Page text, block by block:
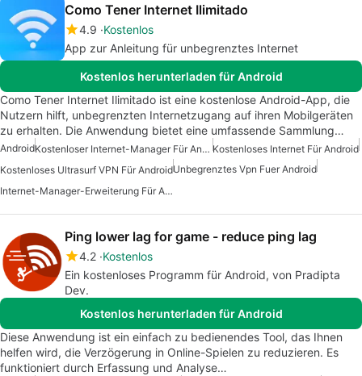
Como Tener Internet Ilimitado
4.9 Kostenlos
App zur Anleitung für unbegrenztes Internet
Kostenlos herunterladen für Android
Como Tener Internet Ilimitado ist eine kostenlose Android-App, die
Nutzern hilft, unbegrenzten Internetzugang auf ihren Mobilgeräten
zu erhalten. Die Anwendung bietet eine umfassende Sammlung…
Android Kostenloser Internet-Manager Für Android Kostenloses Internet Für Android
Kostenloses Ultrasurf VPN Für AndroidUnbegrenztes Vpn Fuer Android
Internet-Manager-Erweiterung Für Android
Ping lower lag for game - reduce ping lag
4.2 Kostenlos
Ein kostenloses Programm für Android, von Pradipta
Dev.
Kostenlos herunterladen für Android
Diese Anwendung ist ein einfach zu bedienendes Tool, das Ihnen
helfen wird, die Verzögerung in Online-Spielen zu reduzieren. Es
funktioniert durch Erfassung und Analyse…